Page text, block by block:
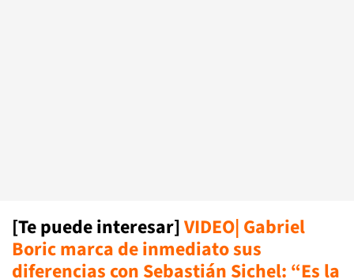
[Te puede interesar]VIDEO| Gabriel
Boric marca de inmediato sus
diferencias con Sebastián Sichel: “Es la